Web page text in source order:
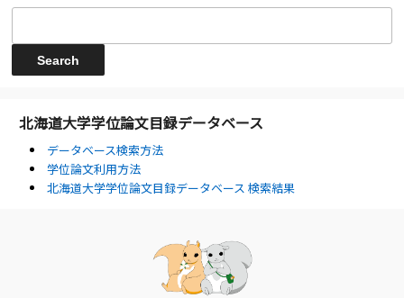
北海道大学学位論文目録データベース
データベース検索方法
学位論文利用方法
北海道大学学位論文目録データベース 検索結果